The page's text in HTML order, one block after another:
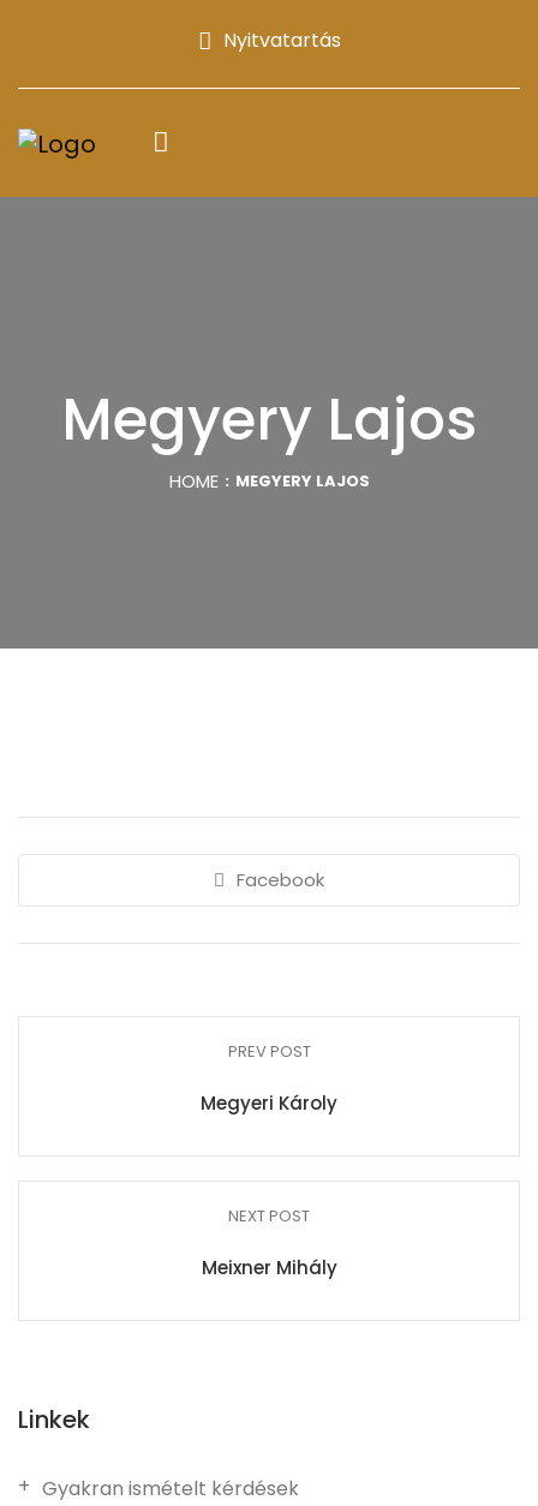
Nyitvatartás
Megyery Lajos
HOME MEGYERY LAJOS
Facebook
PREV POST
Megyeri Károly
NEXT POST
Meixner Mihály
Linkek
Gyakran ismételt kérdések